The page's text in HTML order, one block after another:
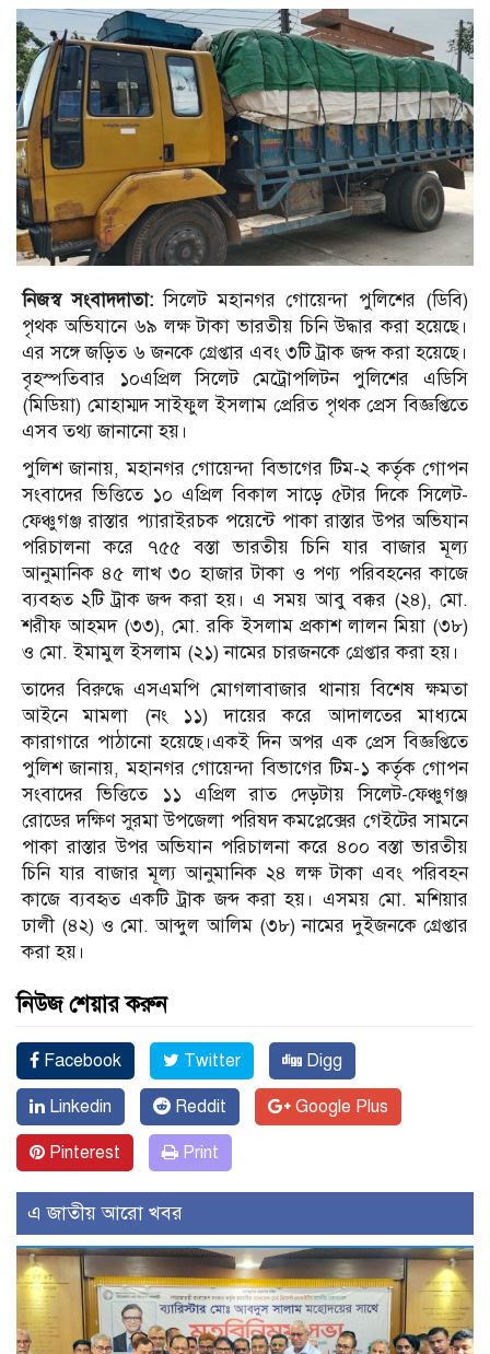
নিজস্ব সংবাদদাতা:সিলেট মহানগর গোয়েন্দা পুলিশের (ডিবি)
পৃথক অভিযানে ৬৯ লক্ষ টাকা ভারতীয় চিনি উদ্ধার করা হয়েছে।
এর সঙ্গে জড়িত ৬ জনকে গ্রেপ্তার এবং ৩টি ট্রাক জব্দ করা হয়েছে।
বৃহস্পতিবার ১০এপ্রিল সিলেট মেট্রোপলিটন পুলিশের এডিসি
(মিডিয়া) মোহাম্মদ সাইফুল ইসলাম প্রেরিত পৃথক প্রেস বিজ্ঞপ্তিতে
এসব তথ্য জানানো হয়।
পুলিশ জানায়, মহানগর গোয়েন্দা বিভাগের টিম-২ কর্তৃক গোপন
সংবাদের ভিত্তিতে ১০ এপ্রিল বিকাল সাড়ে ৫টার দিকে সিলেট-
ফেঞ্চুগঞ্জ রাস্তার প্যারাইরচক পয়েন্টে পাকা রাস্তার উপর অভিযান
পরিচালনা করে ৭৫৫ বস্তা ভারতীয় চিনি যার বাজার মূল্য
আনুমানিক ৪৫ লাখ ৩০ হাজার টাকা ও পণ্য পরিবহনের কাজে
ব্যবহৃত ২টি ট্রাক জব্দ করা হয়। এ সময় আবু বক্কর (২৪), মো.
শরীফ আহমদ (৩৩), মো. রকি ইসলাম প্রকাশ লালন মিয়া (৩৮)
ও মো. ইমামুল ইসলাম (২১) নামের চারজনকে গ্রেপ্তার করা হয়।
তাদের বিরুদ্ধে এসএমপি মোগলাবাজার থানায় বিশেষ ক্ষমতা
আইনে মামলা (নং ১১) দায়ের করে আদালতের মাধ্যমে
কারাগারে পাঠানো হয়েছে।একই দিন অপর এক প্রেস বিজ্ঞপ্তিতে
পুলিশ জানায়, মহানগর গোয়েন্দা বিভাগের টিম-১ কর্তৃক গোপন
সংবাদের ভিত্তিতে ১১ এপ্রিল রাত দেড়টায় সিলেট-ফেঞ্চুগঞ্জ
রোডের দক্ষিণ সুরমা উপজেলা পরিষদ কমপ্লেক্সের গেইটের সামনে
পাকা রাস্তার উপর অভিযান পরিচালনা করে ৪০০ বস্তা ভারতীয়
চিনি যার বাজার মূল্য আনুমানিক ২৪ লক্ষ টাকা এবং পরিবহন
কাজে ব্যবহৃত একটি ট্রাক জব্দ করা হয়। এসময় মো. মশিয়ার
ঢালী (৪২) ও মো. আব্দুল আলিম (৩৮) নামের দুইজনকে গ্রেপ্তার
করা হয়।
নিউজ শেয়ার করুন
Facebook Twitter Digg
Linkedin Reddit Google Plus
Pinterest Print
এ জাতীয় আরো খবর